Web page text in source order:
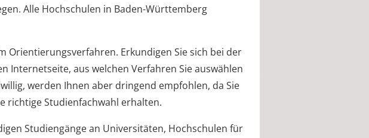
Alle Hochschulen in Baden-Württemberg
Orientierungsverfahren. Erkundigen Sie sich bei der
Internetseite, aus welchen Verfahren Sie auswählen
werden Ihnen aber dringend empfohlen, da Sie
richtige Studienfachwahl erhalten.
Studiengänge an Universitäten, Hochschulen für